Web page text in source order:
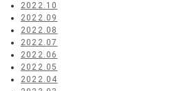
2022.10
2022.09
2022.08
2022.07
2022.06
2022.05
2022.04